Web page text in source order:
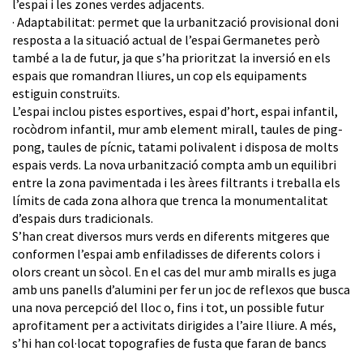
l’espai i les zones verdes adjacents.
· Adaptabilitat: permet que la urbanització provisional doni
resposta a la situació actual de l’espai Germanetes però
també a la de futur, ja que s’ha prioritzat la inversió en els
espais que romandran lliures, un cop els equipaments
estiguin construïts.
L’espai inclou pistes esportives, espai d’hort, espai infantil,
rocòdrom infantil, mur amb element mirall, taules de ping-
pong, taules de pícnic, tatami polivalent i disposa de molts
espais verds. La nova urbanització compta amb un equilibri
entre la zona pavimentada i les àrees filtrants i treballa els
límits de cada zona alhora que trenca la monumentalitat
d’espais durs tradicionals.
S’han creat diversos murs verds en diferents mitgeres que
conformen l’espai amb enfiladisses de diferents colors i
olors creant un sòcol. En el cas del mur amb miralls es juga
amb uns panells d’alumini per fer un joc de reflexos que busca
una nova percepció del lloc o, fins i tot, un possible futur
aprofitament per a activitats dirigides a l’aire lliure. A més,
s’hi han col·locat topografies de fusta que faran de bancs